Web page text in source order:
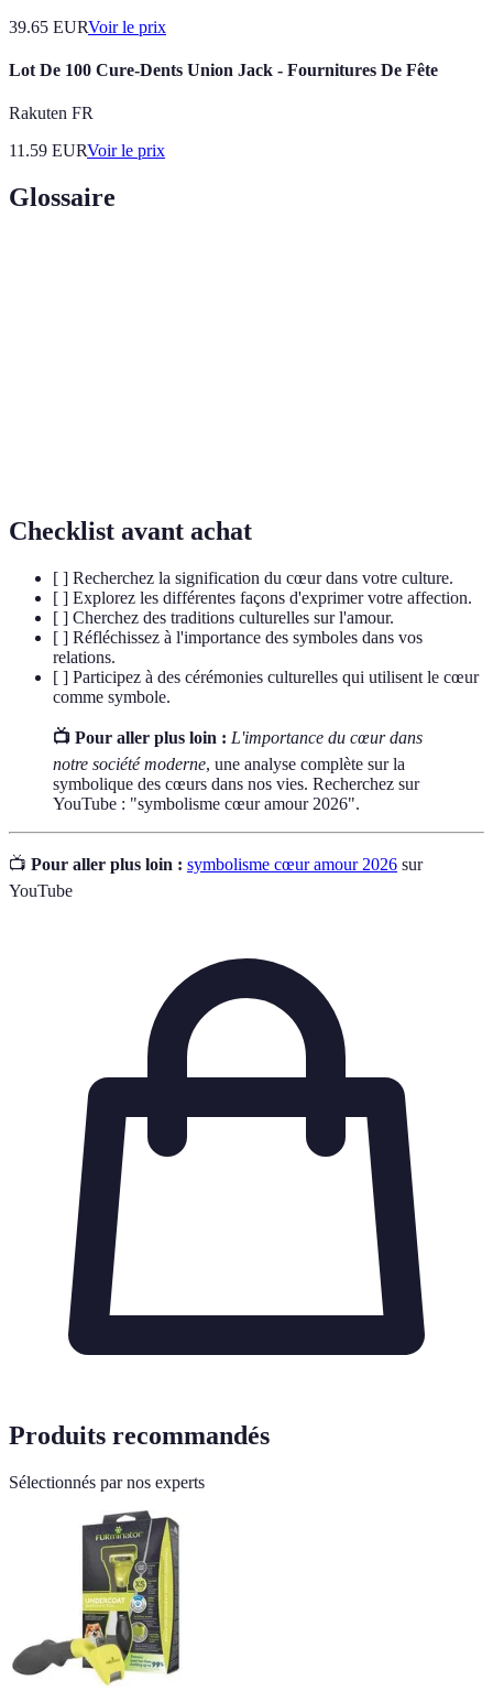
39.65 EURVoir le prix
Lot De 100 Cure-Dents Union Jack - Fournitures De Fête
Rakuten FR
11.59 EURVoir le prix
Glossaire
Checklist avant achat
[ ] Recherchez la signification du cœur dans votre culture.
[ ] Explorez les différentes façons d'exprimer votre affection.
[ ] Cherchez des traditions culturelles sur l'amour.
[ ] Réfléchissez à l'importance des symboles dans vos
relations.
[ ] Participez à des cérémonies culturelles qui utilisent le cœur
comme symbole.
📺 Pour aller plus loin : L'importance du cœur dans
notre société moderne, une analyse complète sur la
symbolique des cœurs dans nos vies. Recherchez sur
YouTube : "symbolisme cœur amour 2026".
📺 Pour aller plus loin : symbolisme cœur amour 2026 sur
YouTube
Produits recommandés
Sélectionnés par nos experts